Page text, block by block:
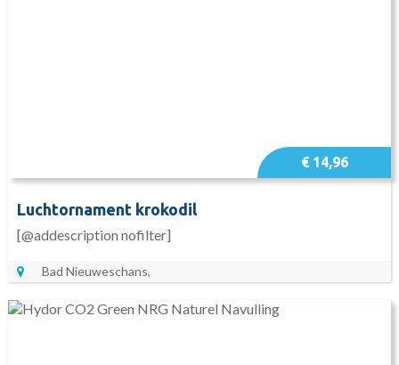
€ 14,96
Luchtornament krokodil
[@addescription nofilter]
Bad Nieuweschans,